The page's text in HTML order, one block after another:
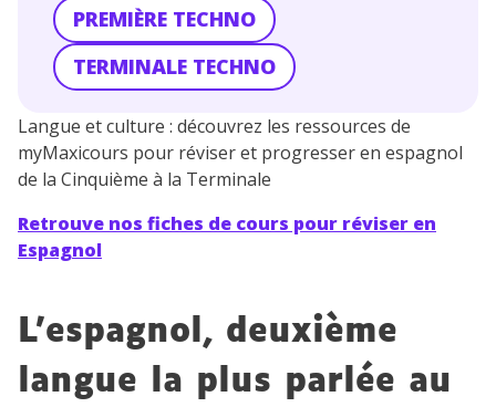
PREMIÈRE TECHNO
TERMINALE TECHNO
Langue et culture : découvrez les ressources de
myMaxicours pour réviser et progresser en espagnol
de la Cinquième à la Terminale
Retrouve nos fiches de cours pour réviser en
Espagnol
L’espagnol, deuxième
langue la plus parlée au